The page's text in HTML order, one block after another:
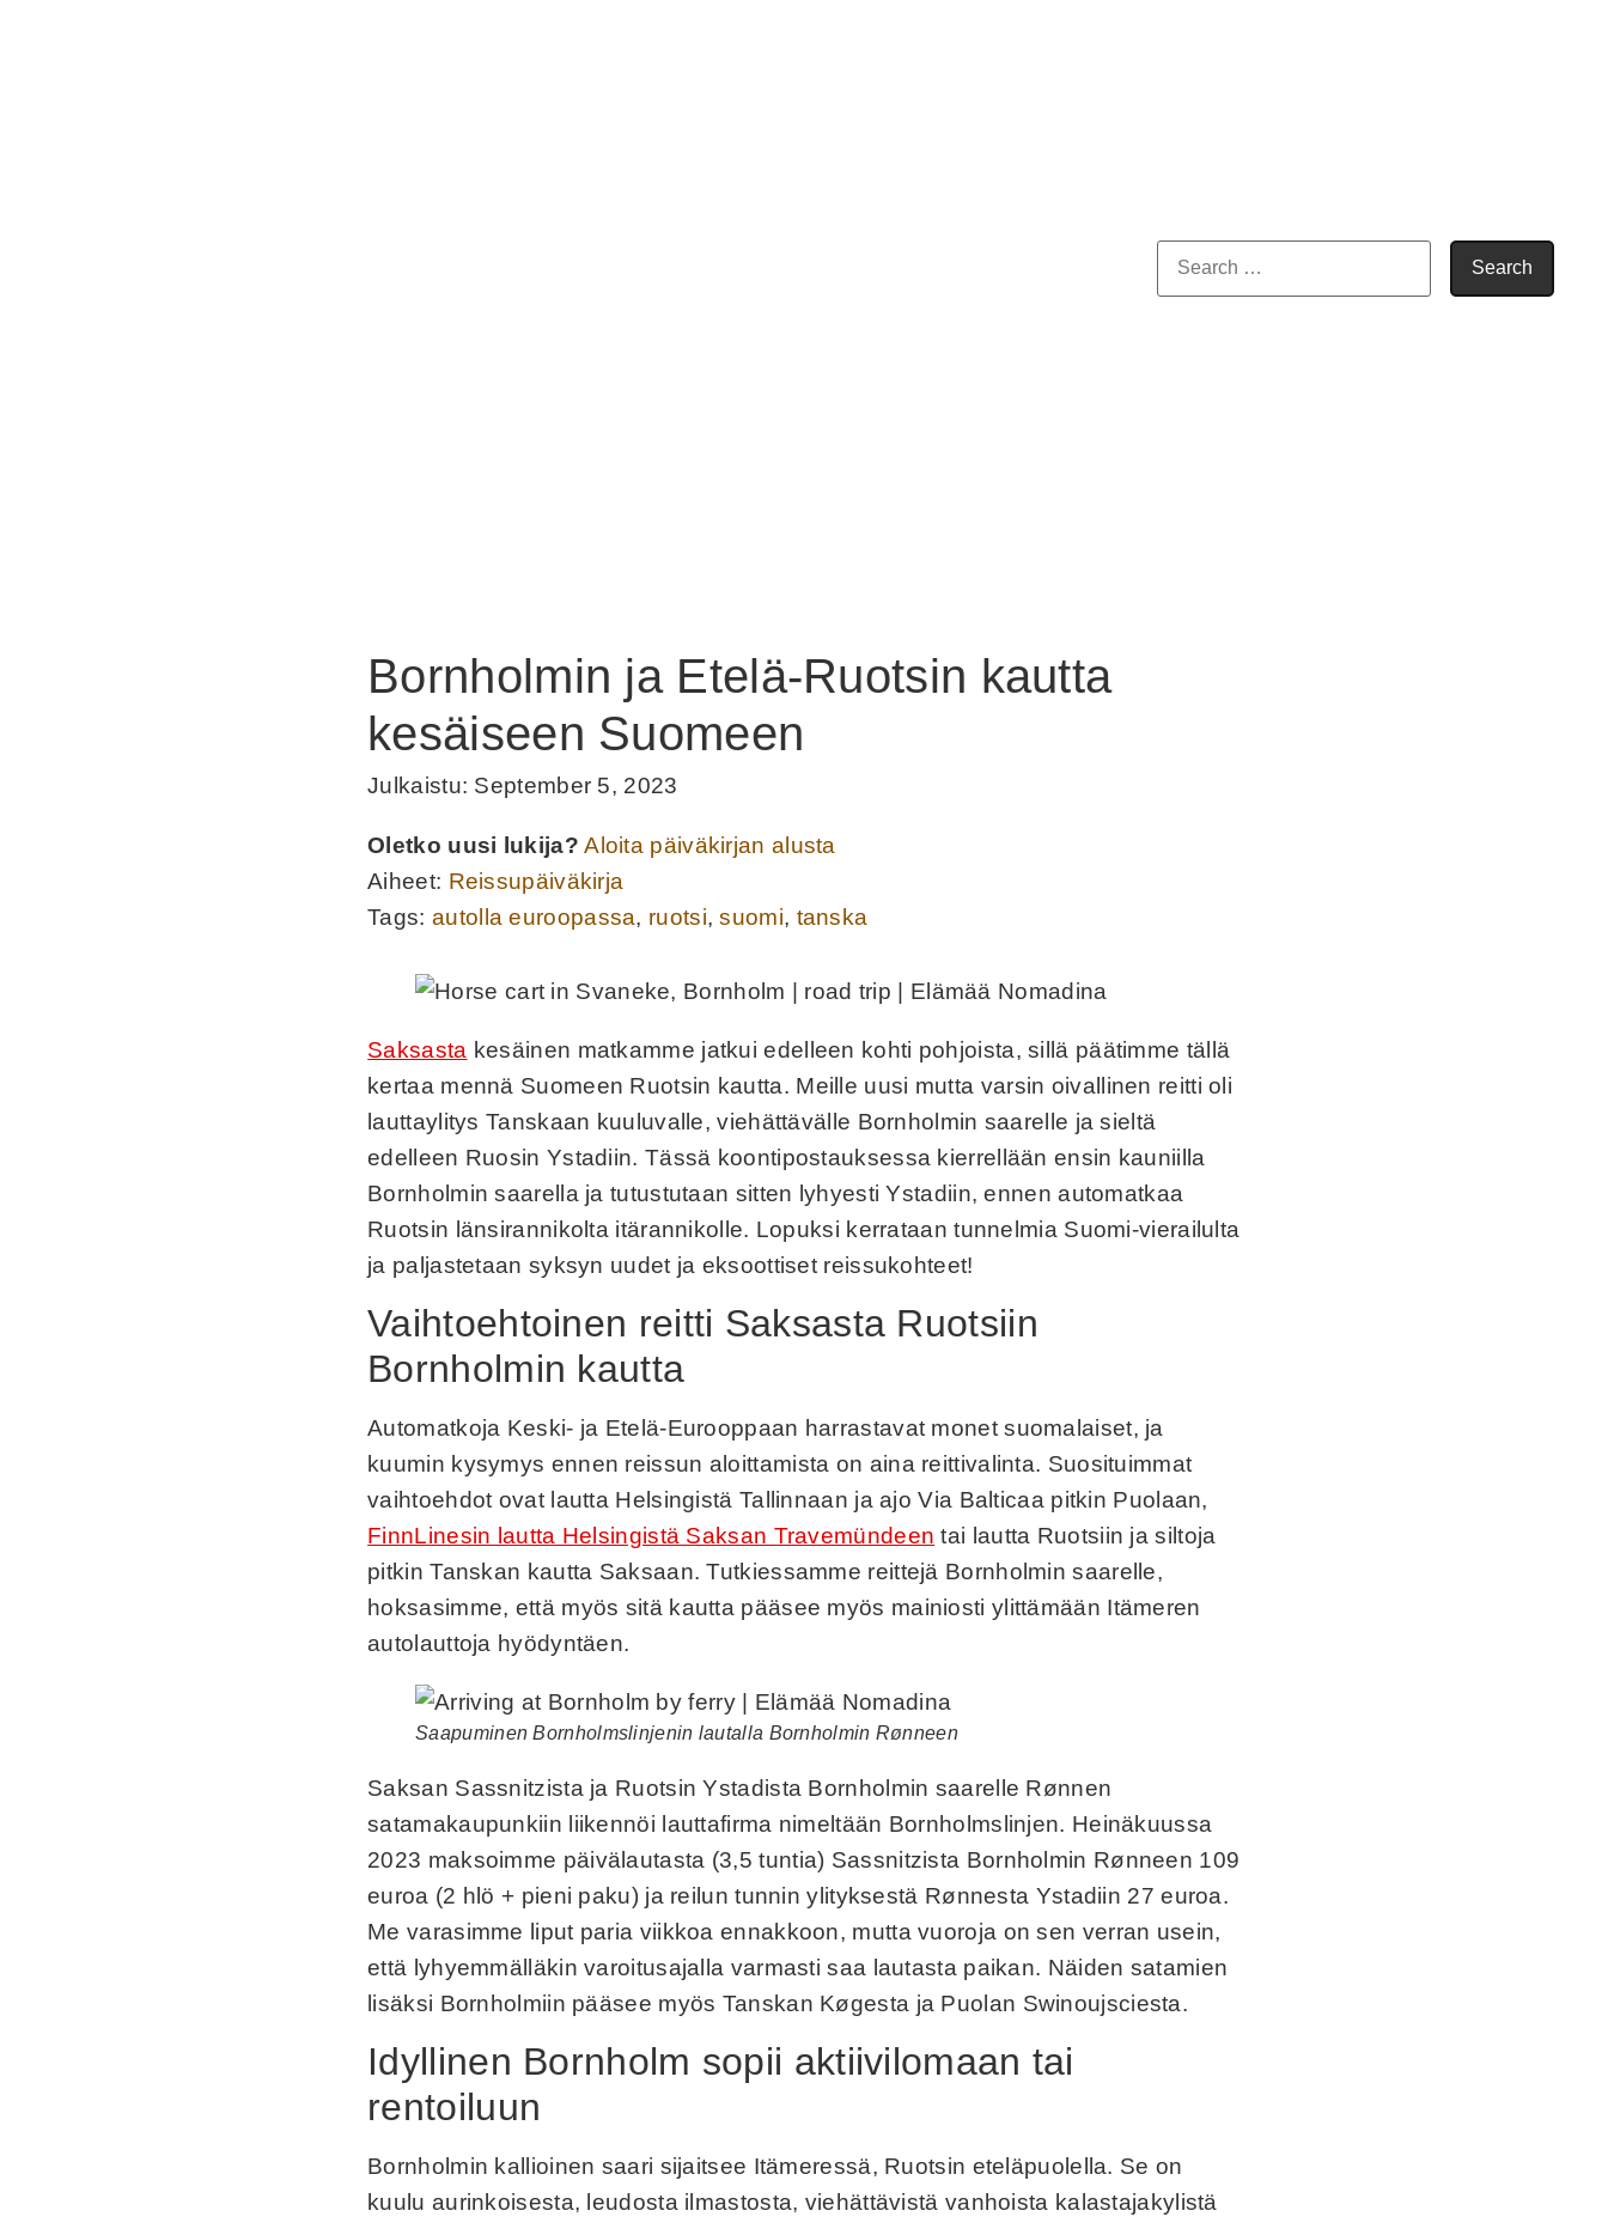
Bornholmin ja Etelä-Ruotsin kautta
kesäiseen Suomeen
Julkaistu: September 5, 2023
Oletko uusi lukija? Aloita päiväkirjan alusta
Aiheet: Reissupäiväkirja
Tags: autolla euroopassa, ruotsi,suomi, tanska
Saksasta kesäinen matkamme jatkui edelleen kohti pohjoista, sillä päätimme tällä
kertaa mennä Suomeen Ruotsin kautta. Meille uusi mutta varsin oivallinen reitti oli
lauttaylitys Tanskaan kuuluvalle, viehättävälle Bornholmin saarelle ja sieltä
edelleen Ruosin Ystadiin. Tässä koontipostauksessa kierrellään ensin kauniilla
Bornholmin saarella ja tutustutaan sitten lyhyesti Ystadiin, ennen automatkaa
Ruotsin länsirannikolta itärannikolle. Lopuksi kerrataan tunnelmia Suomi-vierailulta
ja paljastetaan syksyn uudet ja eksoottiset reissukohteet!
Vaihtoehtoinen reitti Saksasta Ruotsiin
Bornholmin kautta
Automatkoja Keski- ja Etelä-Eurooppaan harrastavat monet suomalaiset, ja
kuumin kysymys ennen reissun aloittamista on aina reittivalinta. Suosituimmat
vaihtoehdot ovat lautta Helsingistä Tallinnaan ja ajo Via Balticaa pitkin Puolaan,
FinnLinesin lautta Helsingistä Saksan Travemündeen tai lautta Ruotsiin ja siltoja
pitkin Tanskan kautta Saksaan. Tutkiessamme reittejä Bornholmin saarelle,
hoksasimme, että myös sitä kautta pääsee myös mainiosti ylittämään Itämeren
autolauttoja hyödyntäen.
Saapuminen Bornholmslinjenin lautalla Bornholmin Rønneen
Saksan Sassnitzista ja Ruotsin Ystadista Bornholmin saarelle Rønnen
satamakaupunkiin liikennöi lauttafirma nimeltään Bornholmslinjen. Heinäkuussa
2023 maksoimme päivälautasta (3,5 tuntia) Sassnitzista Bornholmin Rønneen 109
euroa (2 hlö + pieni paku) ja reilun tunnin ylityksestä Rønnesta Ystadiin 27 euroa.
Me varasimme liput paria viikkoa ennakkoon, mutta vuoroja on sen verran usein,
että lyhyemmälläkin varoitusajalla varmasti saa lautasta paikan. Näiden satamien
lisäksi Bornholmiin pääsee myös Tanskan Køgesta ja Puolan Swinoujsciesta.
Idyllinen Bornholm sopii aktiivilomaan tai
rentoiluun
Bornholmin kallioinen saari sijaitsee Itämeressä, Ruotsin eteläpuolella. Se on
kuulu aurinkoisesta, leudosta ilmastosta, viehättävistä vanhoista kalastajakylistä